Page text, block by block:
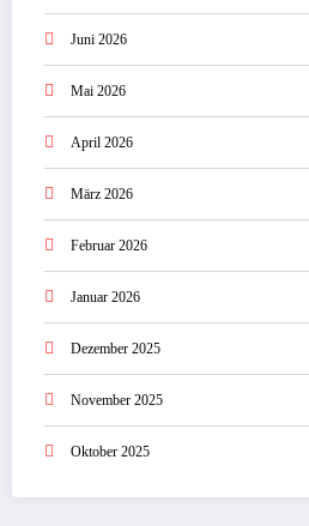
Juni 2026
Mai 2026
April 2026
März 2026
Februar 2026
Januar 2026
Dezember 2025
November 2025
Oktober 2025